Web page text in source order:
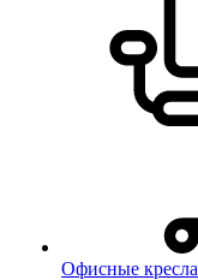
Офисные кресла